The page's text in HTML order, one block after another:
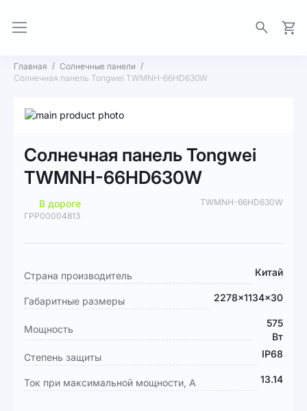
Главная
Солнечные панели
Солнечная панель Tongwei TWMNH-66HD630W
Пропустить
к
галереям
изображений
началу
галереи
изображений
Солнечная панель Tongwei
TWMNH-66HD630W
В дороге
TWMNH-66HD630W
ГРР00004813
Подробная
информация
Страна производитель Китай
Габаритные размеры 2278×1134×30
Мощность
575
Вт
Степень защиты
IP68
Ток при максимальной мощности, А 13.14